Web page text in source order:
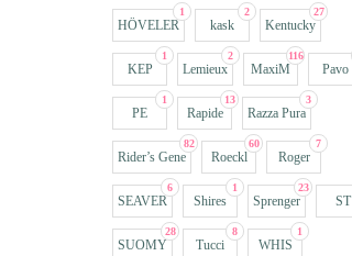
1
HÖVELER
2
kask
27
Kentucky
1
KEP
2
Lemieux
116
MaxiM Pavo
1
PE
13
Rapide
3
Razza Pura
82
Rider’s Gene
60
Roeckl
7
Roger
6
SEAVER
1
Shires
23
Sprenger ST
28
SUOMY
8
Tucci
1
WHIS